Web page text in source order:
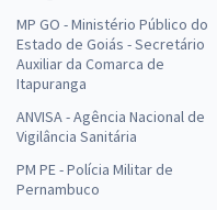
MP GO - Ministério Público do
Estado de Goiás - Secretário
Auxiliar da Comarca de
Itapuranga
ANVISA - Agência Nacional de
Vigilância Sanitária
PM PE - Polícia Militar de
Pernambuco